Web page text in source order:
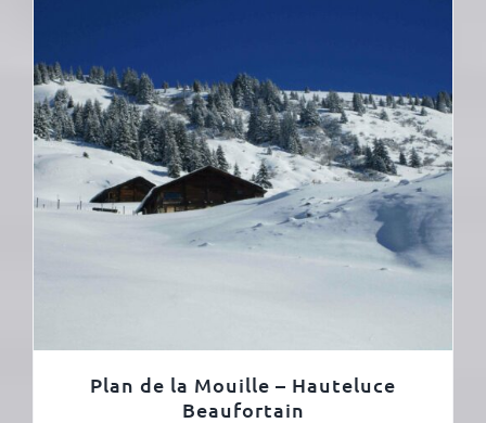
Plan de la Mouille – Hauteluce
Beaufortain